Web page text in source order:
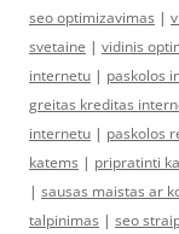
seo optimizavimas |
svetaine | vidinis
internetu | paskolos
greitas kreditas
internetu | paskolos
katems | pripratinti
| sausas maistas ar
talpinimas | seo